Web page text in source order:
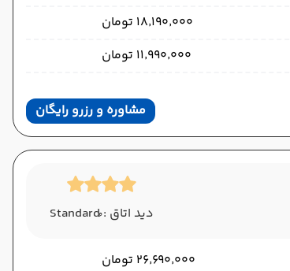
۱۸٬۱۹۰٬۰۰۰ تومان
۱۱٬۹۹۰٬۰۰۰ تومان
مشاوره و رزرو رایگان
دید اتاق : ُStandard
۲۶٬۶۹۰٬۰۰۰ تومان